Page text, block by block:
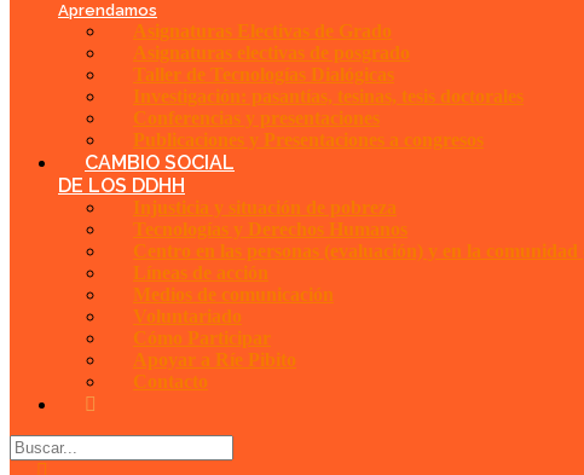
Aprendamos
Asignaturas Electivas de Grado
Asignaturas electivas de posgrado
Taller de Tecnologías Dialógicas
Investigación: pasantías, tesinas, tesis doctorales
Conferencias y presentaciones
Publicaciones y Presentaciones a congresos
CAMBIO SOCIAL
DE LOS DDHH
Injusticia y situación de pobreza
Tecnologías y Derechos Humanos
Centro en las personas (evaluación) y en la comunidad
Líneas de acción
Medios de comunicación
Voluntariado
Cómo Participar
Apoyar a Ríe Pibito
Contacto